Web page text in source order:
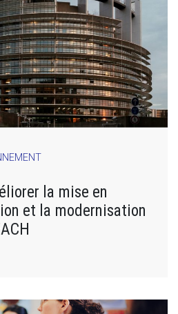
la mise en
et la modernisation